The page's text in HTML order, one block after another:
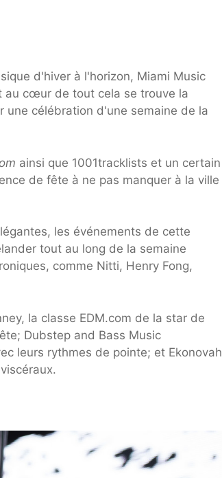
d'hiver à l'horizon, Miami Music
au cœur de tout cela se trouve la
une célébration d'une semaine de la
ainsi que 1001tracklists et un certain
de fête à ne pas manquer à la ville
les événements de cette
tout au long de la semaine
comme Nitti, Henry Fong,
la classe EDM.com de la star de
Dubstep and Bass Music
leurs rythmes de pointe; et Ekonovah